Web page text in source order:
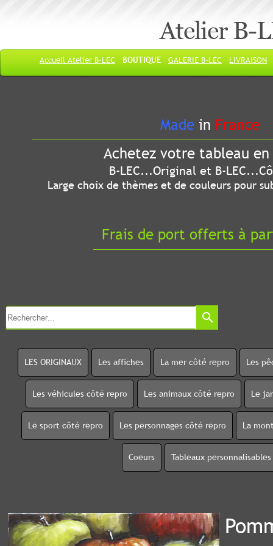
Atelier B-
Accueil Atelier B-LEC BOUTIQUE GALERIE B-LEC LIVRAISON
Made in France
Achetez votre tableau
B-LEC...Original et B-
Large choix de thèmes et de couleurs pour
Frais de port offerts à
search
LES ORIGINAUX Les affiches La mer côté repro Les
Les véhicules côté repro Les animaux côté repro Le
Le sport côté repro Les personnages côté repro La
Coeurs Tableaux personnalisables